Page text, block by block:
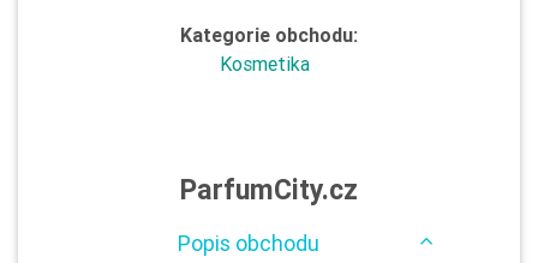
Kategorie obchodu:
Kosmetika
ParfumCity.cz
Popis obchodu